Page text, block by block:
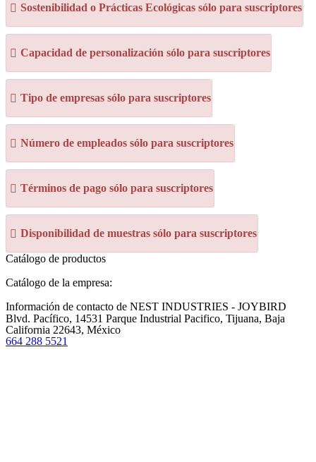
Sostenibilidad o Prácticas Ecológicas sólo para suscriptores
Capacidad de personalización sólo para suscriptores
Tipo de empresas sólo para suscriptores
Número de empleados sólo para suscriptores
Términos de pago sólo para suscriptores
Disponibilidad de muestras sólo para suscriptores
Catálogo de productos
Catálogo de la empresa:
Información de contacto de NEST INDUSTRIES - JOYBIRD
Blvd. Pacífico, 14531 Parque Industrial Pacifico, Tijuana, Baja
California 22643, México
664 288 5521